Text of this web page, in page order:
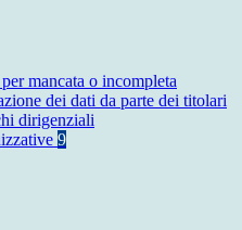
mancata o incompleta
dei dati da parte dei titolari
dirigenziali
9